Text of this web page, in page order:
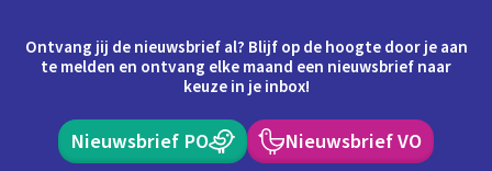
Ontvang jij de nieuwsbrief al? Blijf op de hoogte door je aan
te melden en ontvang elke maand een nieuwsbrief naar
keuze in je inbox!
Nieuwsbrief PO Nieuwsbrief VO